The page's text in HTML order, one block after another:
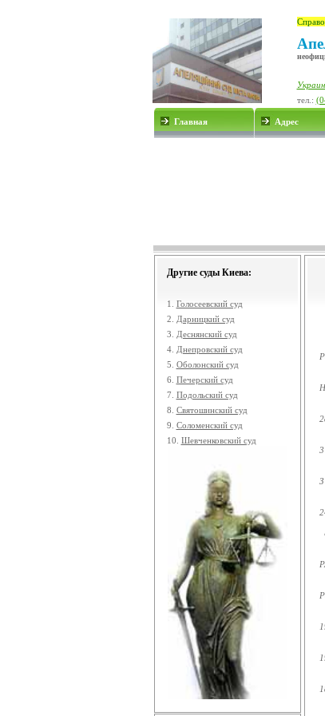
тел.:
Главная Адрес
Другие суды Киева:
1. Голосеевский суд
2.
Дарницкий суд
3.
Деснянский суд
4. Днепровский суд
5. Оболонский суд
6. Печерский суд
7. Подольский суд
8. Святошинский суд
9. Соломенский суд
10. Шевченковский суд
З